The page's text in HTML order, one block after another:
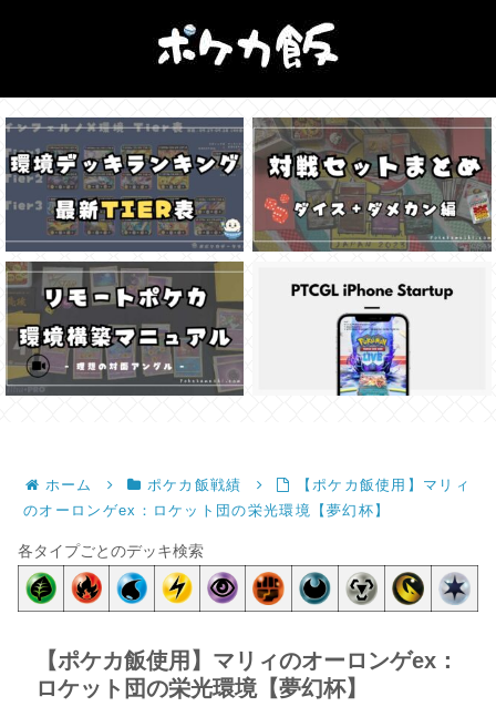
ホーム ポケカ飯戦績
【ポケカ飯使用】マリィ
のオーロンゲex：ロケット団の栄光環境【夢幻杯】
各タイプごとのデッキ検索
【ポケカ飯使用】マリィのオーロンゲex：
ロケット団の栄光環境【夢幻杯】